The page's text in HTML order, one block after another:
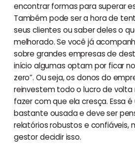
encontrar formas para superar
Também pode ser a hora de
seus clientes ou saber deles o
melhorado. Se você já
sobre grandes empresas de
início algumas optam por ficar
zero”. Ou seja, os donos do
reinvestem todo o lucro de
fazer com que ela cresça. Essa
bastante ousada e deve ser
relatórios robustos e confiáveis,
gestor decidir isso.